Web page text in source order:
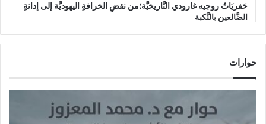
حَفريَاتُ روجيه غارودي التَّاريخيَّة؛من نقضِ الخرافةِ اليهوديَّة إلى إدانةِ
الضَّالعين بالنَّكبة
حوارات